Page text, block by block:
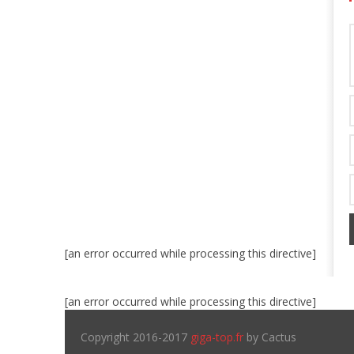
[an error occurred while processing this directive]
[an error occurred while processing this directive]
Copyright 2016-2017 giga-top.frby Cactus